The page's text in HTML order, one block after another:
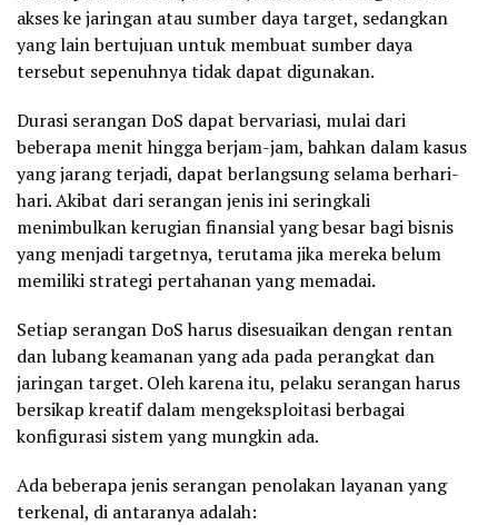
akses ke jaringan atau sumber daya target, sedangkan
yang lain bertujuan untuk membuat sumber daya
tersebut sepenuhnya tidak dapat digunakan.
Durasi serangan DoS dapat bervariasi, mulai dari
beberapa menit hingga berjam-jam, bahkan dalam kasus
yang jarang terjadi, dapat berlangsung selama berhari-
hari. Akibat dari serangan jenis ini seringkali
menimbulkan kerugian finansial yang besar bagi bisnis
yang menjadi targetnya, terutama jika mereka belum
memiliki strategi pertahanan yang memadai.
Setiap serangan DoS harus disesuaikan dengan rentan
dan lubang keamanan yang ada pada perangkat dan
jaringan target. Oleh karena itu, pelaku serangan harus
bersikap kreatif dalam mengeksploitasi berbagai
konfigurasi sistem yang mungkin ada.
Ada beberapa jenis serangan penolakan layanan yang
terkenal, di antaranya adalah: